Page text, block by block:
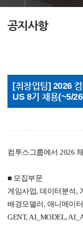
공지사항
[취창업팀] 2026
US 8기 채용(~5/
컴투스그룹에서 2026
■ 모집부문
게임사업, 데이터분석,
배경모델러, 애니메이
GENT, AI_MODEL,